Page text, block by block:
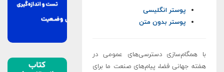
پوستر انگلیسی
پوستر بدون متن
با همگام‌سازی دسترسی‌های عمومی در
هفته جهانی فضا، پیام‌های صنعت ما برای